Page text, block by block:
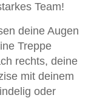
Team!
deine Augen
Treppe
rechts, deine
mit deinem
oder